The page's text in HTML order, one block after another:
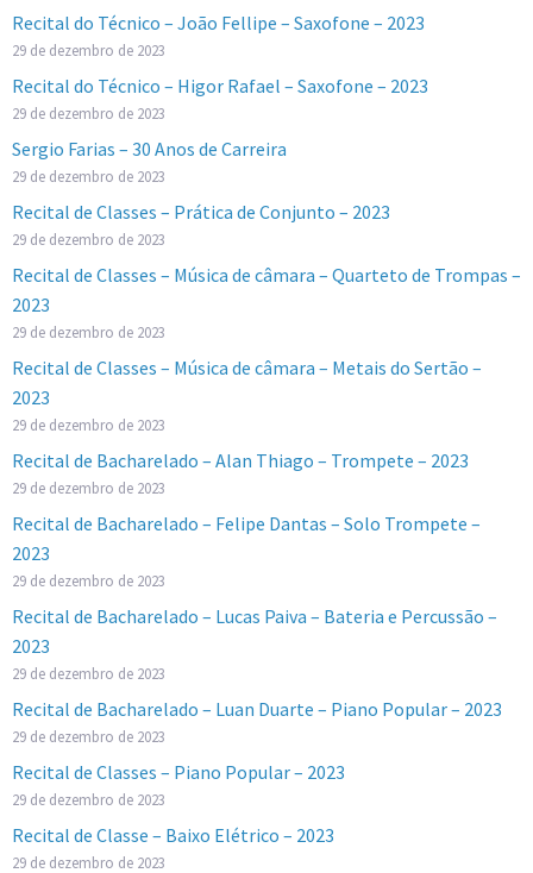
Recital do Técnico – João Fellipe – Saxofone – 2023
29 de dezembro de 2023
Recital do Técnico – Higor Rafael – Saxofone – 2023
29 de dezembro de 2023
Sergio Farias – 30 Anos de Carreira
29 de dezembro de 2023
Recital de Classes – Prática de Conjunto – 2023
29 de dezembro de 2023
Recital de Classes – Música de câmara – Quarteto de Trompas –
2023
29 de dezembro de 2023
Recital de Classes – Música de câmara – Metais do Sertão –
2023
29 de dezembro de 2023
Recital de Bacharelado – Alan Thiago – Trompete – 2023
29 de dezembro de 2023
Recital de Bacharelado – Felipe Dantas – Solo Trompete –
2023
29 de dezembro de 2023
Recital de Bacharelado – Lucas Paiva – Bateria e Percussão –
2023
29 de dezembro de 2023
Recital de Bacharelado – Luan Duarte – Piano Popular – 2023
29 de dezembro de 2023
Recital de Classes – Piano Popular – 2023
29 de dezembro de 2023
Recital de Classe – Baixo Elétrico – 2023
29 de dezembro de 2023